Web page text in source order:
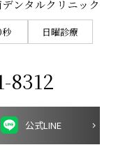
日曜診療
8312
公式LINE